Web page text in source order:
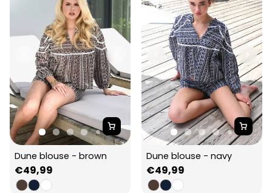
Dune blouse - brown
Regular
price
€49,99
Dune blouse - navy
Regular
price
€49,99